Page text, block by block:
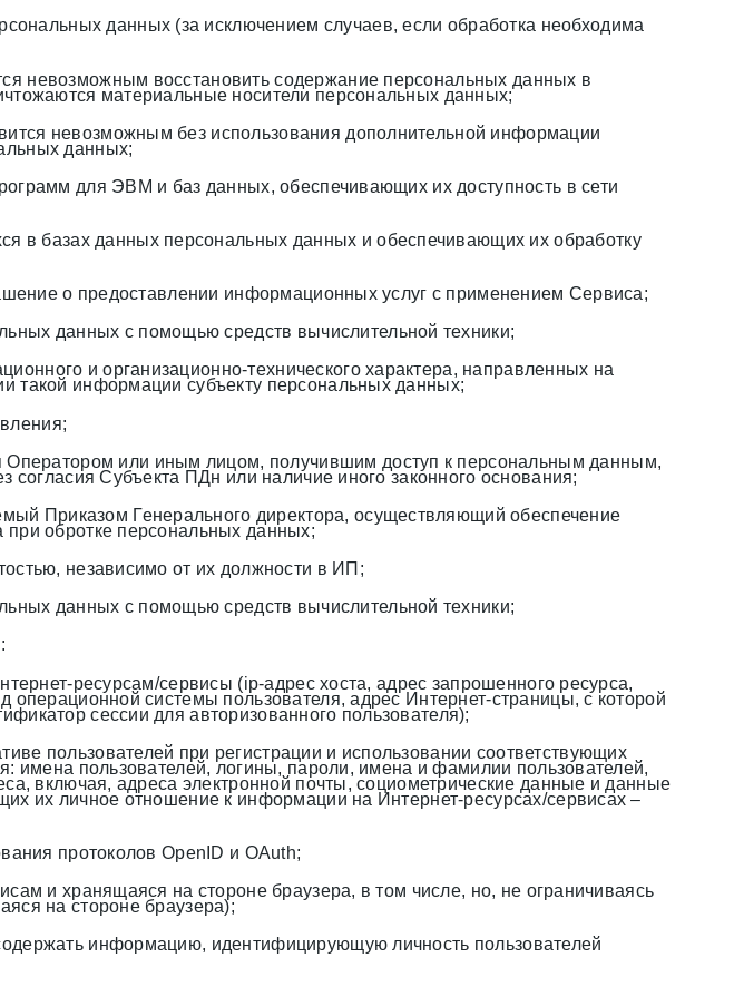
данных (за исключением случаев, если обработка необходима
невозможным восстановить содержание персональных данных в
материальные носители персональных данных;
невозможным без использования дополнительной информации
данных;
для ЭВМ и баз данных, обеспечивающих их доступность в сети
в базах данных персональных данных и обеспечивающих их обработку
о предоставлении информационных услуг с применением Сервиса;
данных с помощью средств вычислительной техники;
и организационно-технического характера, направленных на
такой информации субъекту персональных данных;
Оператором или иным лицом, получившим доступ к персональным данным,
Субъекта ПДн или наличие иного законного основания;
Приказом Генерального директора, осуществляющий обеспечение
при обротке персональных данных;
независимо от их должности в ИП;
данных с помощью средств вычислительной техники;
ресурсам/сервисы (ip-адрес хоста, адрес запрошенного ресурса,
системы пользователя, адрес Интернет-страницы, с которой
сессии для авторизованного пользователя);
пользователей при регистрации и использовании соответствующих
имена пользователей, логины, пароли, имена и фамилии пользователей,
включая, адреса электронной почты, социометрические данные и данные
их личное отношение к информации на Интернет-ресурсах/сервисах –
протоколов OpenID и OAuth;
и хранящаяся на стороне браузера, в том числе, но, не ограничиваясь
на стороне браузера);
информацию, идентифицирующую личность пользователей